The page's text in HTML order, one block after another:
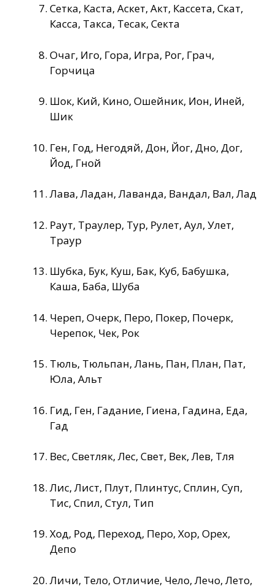
Сетка, Каста, Аскет, Акт, Кассета, Скат,
Касса, Такса, Тесак, Секта
Очаг, Иго, Гора, Игра, Рог, Грач,
Горчица
Шок, Кий, Кино, Ошейник, Ион, Иней,
Шик
Ген, Год, Негодяй, Дон, Йог, Дно, Дог,
Йод, Гной
Лава, Ладан, Лаванда, Вандал, Вал, Лад
Раут, Траулер, Тур, Рулет, Аул, Улет,
Траур
Шубка, Бук, Куш, Бак, Куб, Бабушка,
Каша, Баба, Шуба
Череп, Очерк, Перо, Покер, Почерк,
Черепок, Чек, Рок
Тюль, Тюльпан, Лань, Пан, План, Пат,
Юла, Альт
Гид, Ген, Гадание, Гиена, Гадина, Еда,
Гад
Вес, Светляк, Лес, Свет, Век, Лев, Тля
Лис, Лист, Плут, Плинтус, Сплин, Суп,
Тис, Спил, Стул, Тип
Ход, Род, Переход, Перо, Хор, Орех,
Депо
Личи, Тело, Отличие, Чело, Лечо, Лето,